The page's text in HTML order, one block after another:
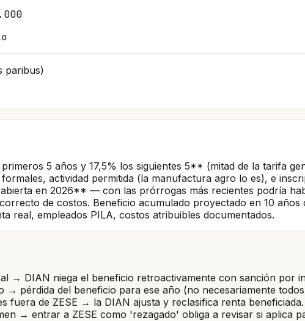
paribus)
5 años y 17,5% los siguientes 5** (mitad de la tarifa
actividad permitida (la manufactura agro lo es), e
en 2026** — con las prórrogas más recientes podría
de costos. Beneficio acumulado proyectado en 10
real, empleados PILA, costos atribuibles documentados.
→ DIAN niega el beneficio retroactivamente con sanción por
pérdida del beneficio para ese año (no necesariamente
fuera de ZESE → la DIAN ajusta y reclasifica renta beneficiada.
→ entrar a ZESE como 'rezagado' obliga a revisar si aplica